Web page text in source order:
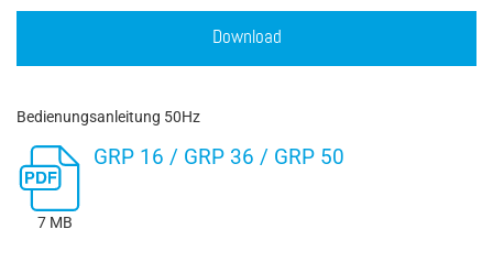
Download
Bedienungsanleitung 50Hz
7 MB
GRP 16 / GRP 36 / GRP 50